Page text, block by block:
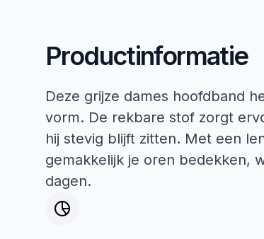
Productinformatie
Deze grijze dames hoofdband
vorm. De rekbare stof zorgt
hij stevig blijft zitten. Met een
gemakkelijk je oren bedekken,
dagen.